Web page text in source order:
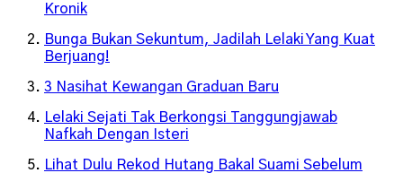
Kronik
Bunga Bukan Sekuntum, Jadilah Lelaki Yang Kuat
Berjuang!
3 Nasihat Kewangan Graduan Baru
Lelaki Sejati Tak Berkongsi Tanggungjawab
Nafkah Dengan Isteri
Lihat Dulu Rekod Hutang Bakal Suami Sebelum